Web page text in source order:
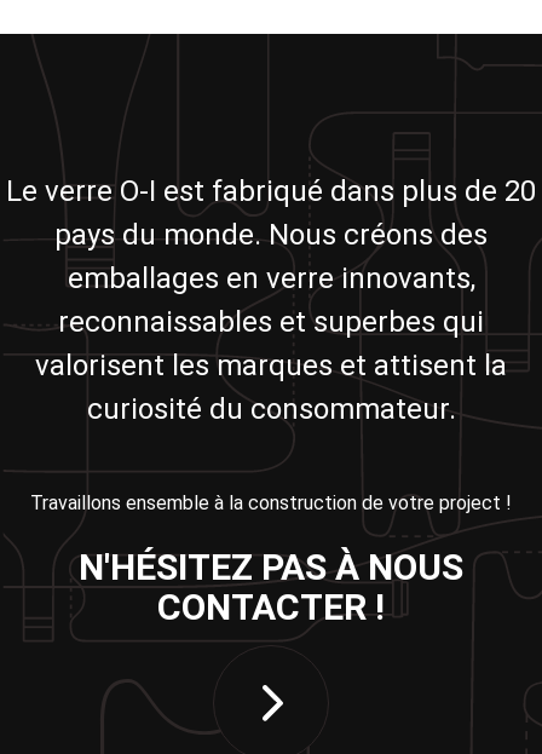
Le verre O-I est fabriqué dans plus de 20
pays du monde. Nous créons des
emballages en verre innovants,
reconnaissables et superbes qui
valorisent les marques et attisent la
curiosité du consommateur.
Travaillons ensemble à la construction de votre project !
N'HÉSITEZ PAS À NOUS
CONTACTER !